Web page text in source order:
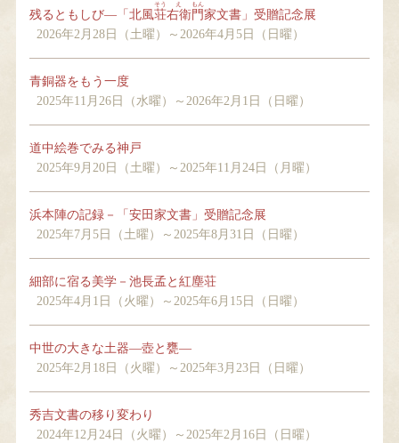
教育・学習
利用案内
当館について
Language
残るともしび―「北風荘
そう
右衛
え
門
もん
家文書」受贈記念展
2026年2月28日（土曜）～2026年4月5日（日曜）
青銅器をもう一度
2025年11月26日（水曜）～2026年2月1日（日曜）
道中絵巻でみる神戸
2025年9月20日（土曜）～2025年11月24日（月曜）
浜本陣の記録－「安田家文書」受贈記念展
2025年7月5日（土曜）～2025年8月31日（日曜）
細部に宿る美学－池長孟と紅塵荘
2025年4月1日（火曜）～2025年6月15日（日曜）
中世の大きな土器―壺と甕―
2025年2月18日（火曜）～2025年3月23日（日曜）
秀吉文書の移り変わり
2024年12月24日（火曜）～2025年2月16日（日曜）